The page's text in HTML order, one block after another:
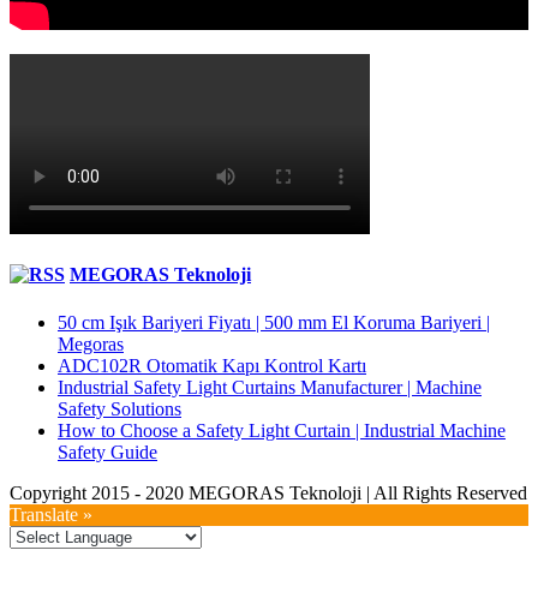
MEGORAS Teknoloji
50 cm Işık Bariyeri Fiyatı | 500 mm El Koruma Bariyeri |
Megoras
ADC102R Otomatik Kapı Kontrol Kartı
Industrial Safety Light Curtains Manufacturer | Machine
Safety Solutions
How to Choose a Safety Light Curtain | Industrial Machine
Safety Guide
Copyright 2015 - 2020 MEGORAS Teknoloji | All Rights Reserved
YouTube
Twitter
LinkedIn
Facebook
Toggle
Sliding
Translate »